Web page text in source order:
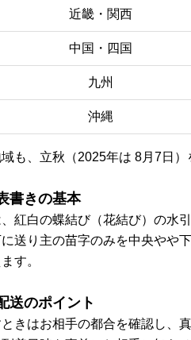
近畿・関西
中国・四国
九州
沖縄
も、立秋（2025年は 8月7日
書きの基本
紅白の蝶結び（花結び）の水
送り主の苗字のみを中央やや
す。
送のポイント
きはお相手の都合を確認し、